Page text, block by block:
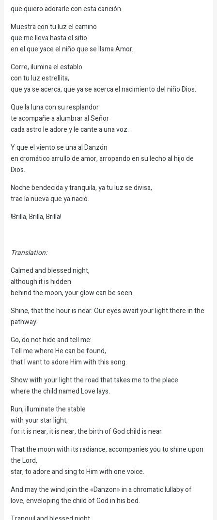
que quiero adorarle con esta canción.
Muestra con tu luz el camino
que me lleva hasta el sitio
en el que yace el niño que se llama Amor.
Corre, ilumina el establo
con tu luz estrellita,
que ya se acerca, que ya se acerca el nacimiento del niño Dios.
Que la luna con su resplandor
te acompañe a alumbrar al Señor
cada astro le adore y le cante a una voz.
Y que el viento se una al Danzón
en cromático arrullo de amor, arropando en su lecho al hijo de
Dios.
Noche bendecida y tranquila, ya tu luz se divisa,
trae la nueva que ya nació.
!Brilla, Brilla, Brilla!
Translation:
Calmed and blessed night,
although it is hidden
behind the moon, your glow can be seen.
Shine, that the hour is near. Our eyes await your light there in the
pathway.
Go, do not hide and tell me:
Tell me where He can be found,
that I want to adore Him with this song.
Show with your light the road that takes me to the place
where the child named Love lays.
Run, illuminate the stable
with your star light,
for it is near, it is near, the birth of God child is near.
That the moon with its radiance, accompanies you to shine upon
the Lord,
star, to adore and sing to Him with one voice.
And may the wind join the «Danzon» in a chromatic lullaby of
love, enveloping the child of God in his bed.